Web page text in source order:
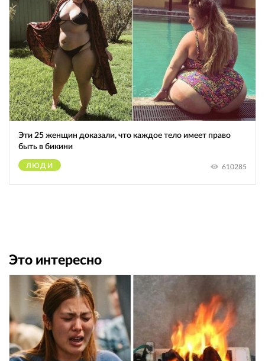
Эти 25 женщин доказали, что каждое тело имеет право
быть в бикини
ЛЮДИ 610285
Это интересно